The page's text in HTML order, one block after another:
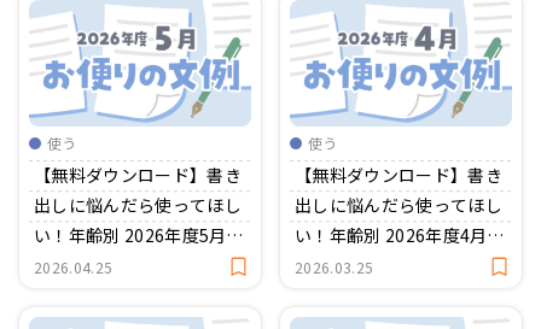
使う
【無料ダウンロード】書き
出しに悩んだら使ってほし
い！年齢別 2026年度5月の
お便り文例集
2026.04.25
使う
【無料ダウンロード】書き
出しに悩んだら使ってほし
い！年齢別 2026年度4月の
お便り文例集
2026.03.25